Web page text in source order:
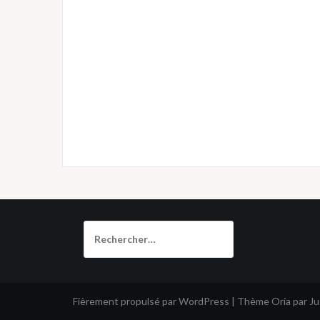
Fièrement propulsé par WordPress | Thème Oria par